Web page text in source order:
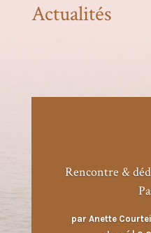
Actualités
Rencontre &
par Anette